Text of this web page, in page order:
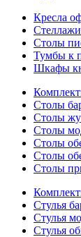
Кресла
Столы
Тумбы к
Шкафы
Столы
Столы
Столы
Столы
Столы
Столы
Стулья
Стулья
Стулья